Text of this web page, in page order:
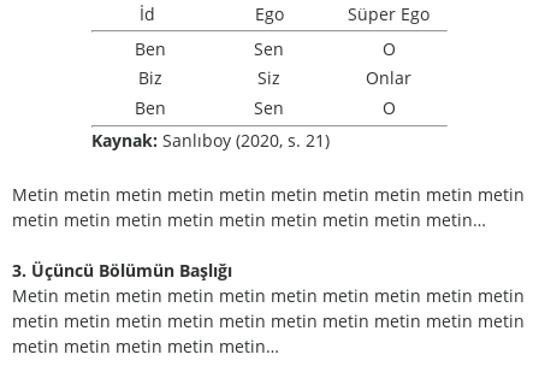
İd Ego
Süper Ego
Ben
Sen
O
Biz
Siz
Onlar
Ben
Sen
O
Kaynak: Sanlıboy (2020, s. 21)
Metin metin metin metin metin metin metin metin metin metin
metin metin metin metin metin metin metin metin metin…
3. Üçüncü Bölümün Başlığı
Metin metin metin metin metin metin metin metin metin metin
metin metin metin metin metin metin metin metin metin metin
metin metin metin metin metin…